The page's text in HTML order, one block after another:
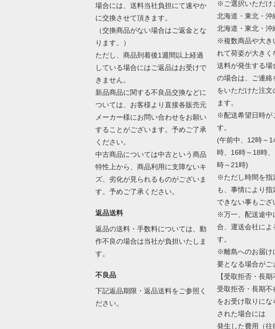
場合には、送料当社負担にて速やか
に交換させて頂きます。
（交換商品がない場合はご返金とな
ります。）
ただし、商品到着後1週間以上経過
している場合にはご返品はお受けで
きません。
新品商品に関する不良品交換などに
ついては、お客様より直接各販売元
メーカー様にお問い合わせをお願い
することがございます。予めご了承
ください。
中古商品については中古という商品
特性上から、商品利用に支障ないキ
ズ、劣化が見られるものがございま
す。予めご了承ください。
返品送料
返品の送料・手数料については、動
作不良の場合は当社が負担いたしま
す。
不良品
下記返品期限・返品送料をご参照く
ださい。
※ご選択いただけ
北海道・東北・沖
北海道・東北・
※複数商品や大き
れて荷姿が大きく
送料が発生する場
の場合は、ご連絡
をいただけた注文
ます。
※配送希望日時が
す。
(午前中、12時～
時、16時～18時
時～21時)
※ただし時間を指
も、事情により
できない事もござ
※万一、配送途中
合、運送会社によ
す。
※離島へのお届け
要となる場合がご
【受取拒否・長期
受取拒否・長期不
をお受け取りにな
された場合には
発生した費用（往